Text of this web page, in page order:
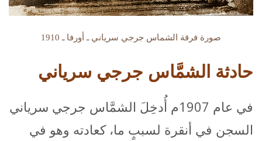
صورة فرقة الشماس جرجي سرياني ـ أورفا ـ 1910
حادثة الشمَّاس جرجي سرياني
في عام 1907م أُدخِلَ الشمَّاس جرجي سرياني
السجن في أنقرة لسببٍ ما، كعادته وهو في